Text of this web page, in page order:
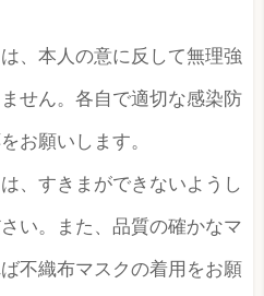
、本人の意に反して無理強
せん。各自で適切な感染防
お願いします。
、すきまができないようし
い。また、品質の確かなマ
不織布マスクの着用をお願